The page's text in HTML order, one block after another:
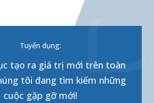
Tuyển dụng:
tạo ra giá trị mới trên toàn
tôi đang tìm kiếm những
cuộc gặp gỡ mới!